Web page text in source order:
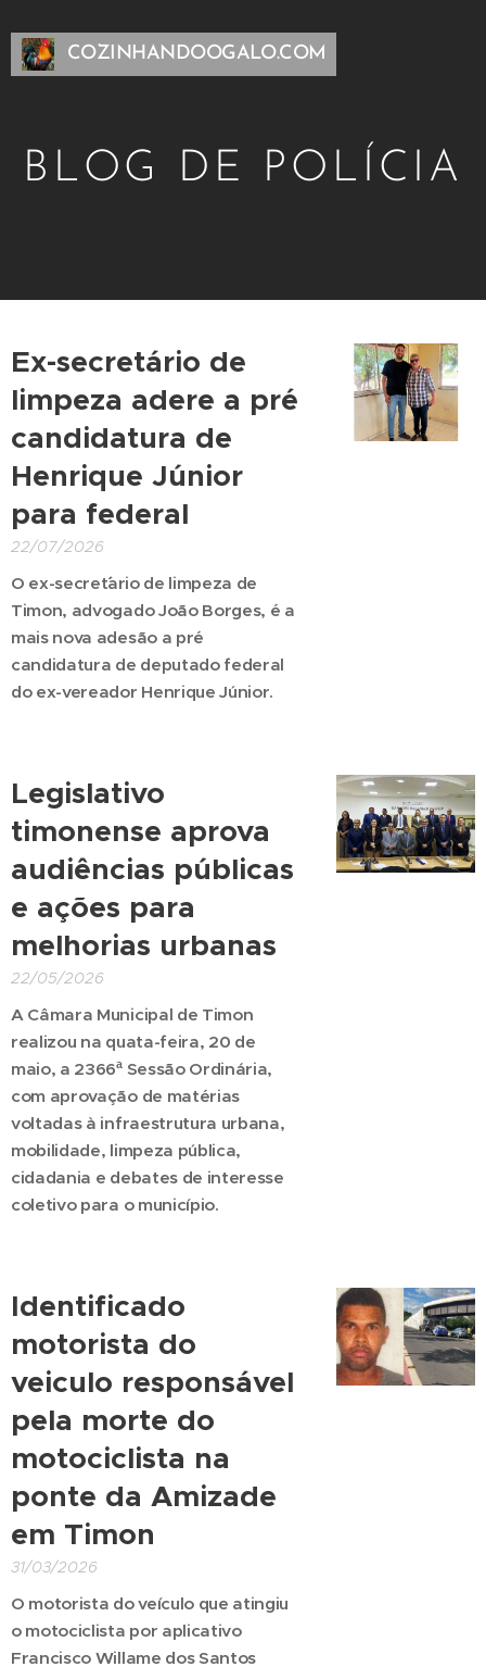
COZINHANDOOGALO.COM
BLOG DE POLÍCIA
Ex-secretário de
limpeza adere a pré
candidatura de
Henrique Júnior
para federal
22/07/2026
O ex-secret´´ario de limpeza de
Timon, advogado João Borges, é a
mais nova adesão a pré
candidatura de deputado federal
do ex-vereador Henrique Júnior.
Legislativo
timonense aprova
audiências públicas
e ações para
melhorias urbanas
22/05/2026
A Câmara Municipal de Timon
realizou na quata-feira, 20 de
maio, a 2366ª Sessão Ordinária,
com aprovação de matérias
voltadas à infraestrutura urbana,
mobilidade, limpeza pública,
cidadania e debates de interesse
coletivo para o município.
Identificado
motorista do
veiculo responsável
pela morte do
motociclista na
ponte da Amizade
em Timon
31/03/2026
O motorista do veículo que atingiu
o motociclista por aplicativo
Francisco Willame dos Santos